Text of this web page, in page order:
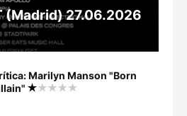
(Madrid) 27.06.2026
Marilyn Manson "Born